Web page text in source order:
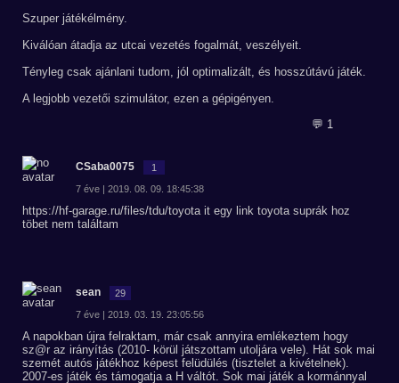
Szuper játékélmény.
Kiválóan átadja az utcai vezetés fogalmát, veszélyeit.
Tényleg csak ajánlani tudom, jól optimalizált, és hosszútávú játék.
A legjobb vezetői szimulátor, ezen a gépigényen.
💬 1
CSaba0075 1
7 éve | 2019. 08. 09. 18:45:38
https://hf-garage.ru/files/tdu/toyota it egy link toyota suprák hoz
töbet nem találtam
sean 29
7 éve | 2019. 03. 19. 23:05:56
A napokban újra felraktam, már csak annyira emlékeztem hogy
sz@r az irányítás (2010- körül játszottam utoljára vele). Hát sok mai
szemét autós játékhoz képest felüdülés (tisztelet a kivételnek).
2007-es játék és támogatja a H váltót. Sok mai játék a kormánnyal